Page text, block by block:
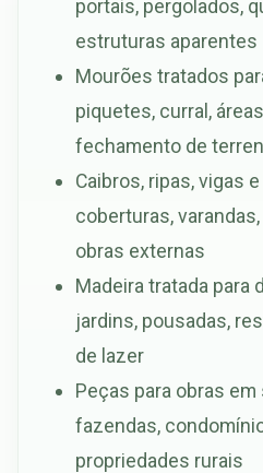
portais, pergolados,
estruturas aparentes
Mourões tratados
piquetes, curral,
fechamento de
Caibros, ripas, vigas
coberturas,
obras externas
Madeira tratada para
jardins, pousadas,
de lazer
Peças para obras
fazendas,
propriedades rurais